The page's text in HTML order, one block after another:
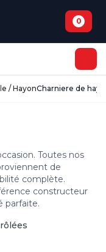
0
/ HayonCharniere de
Toutes nos
de
complète.
constructeur
parfaite.